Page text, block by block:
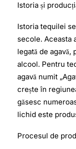
Istoria și
Istoria tequilei
secole. Aceasta
legată de
alcool. Pentru
agavă numit
crește în
găsesc
lichid este
Procesul de